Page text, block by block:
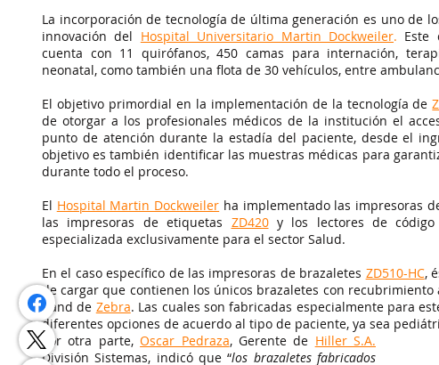
La incorporación de tecnología de última generación es uno de
innovación del Hospital Universitario Martin Dockweiler. Este
cuenta con 11 quirófanos, 450 camas para internación,
neonatal, como también una flota de 30 vehículos, entre
El objetivo primordial en la implementación de la tecnología de
de otorgar a los profesionales médicos de la institución el
punto de atención durante la estadía del paciente, desde el
objetivo es también identificar las muestras médicas para
durante todo el proceso.
El Hospital Martin Dockweiler ha implementado las impresoras
las impresoras de etiquetas ZD420 y los lectores de
especializada exclusivamente para el sector Salud.
En el caso específico de las impresoras de brazaletes ZD510-HC,
de cargar que contienen los únicos brazaletes con
Band de Zebra. Las cuales son fabricadas especialmente para
diferentes opciones de acuerdo al tipo de paciente, ya sea
Por otra parte, Oscar Pedraza, Gerente de Hiller S.A.
División Sistemas, indicó que “los brazaletes fabricados